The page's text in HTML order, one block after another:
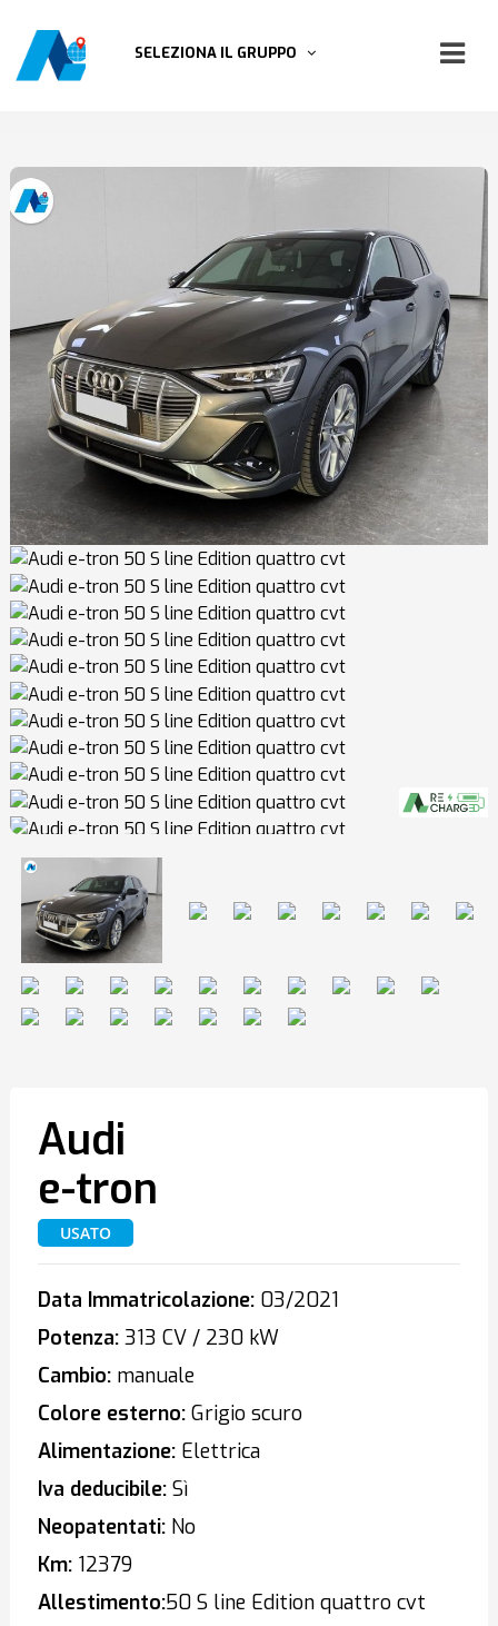
SELEZIONA IL GRUPPO
Audi
e-tron
USATO
Data Immatricolazione:03/2021
Potenza:313 CV / 230 kW
Cambio:manuale
Colore esterno:Grigio scuro
Alimentazione:Elettrica
Iva deducibile:Sì
Neopatentati:No
Km:12379
Allestimento:50 S line Edition quattro cvt